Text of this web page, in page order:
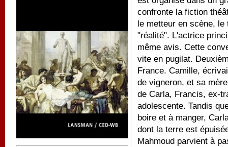
confronte la fiction
le metteur en scène,
"réalité". L'actrice
même avis. Cette
vite en pugilat.
France. Camille,
de vigneron, et sa
de Carla, Francis, ex-
adolescente. Tandis
boire et à manger,
dont la terre est
Mahmoud parvient à